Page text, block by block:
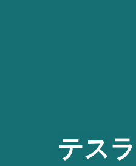
テス